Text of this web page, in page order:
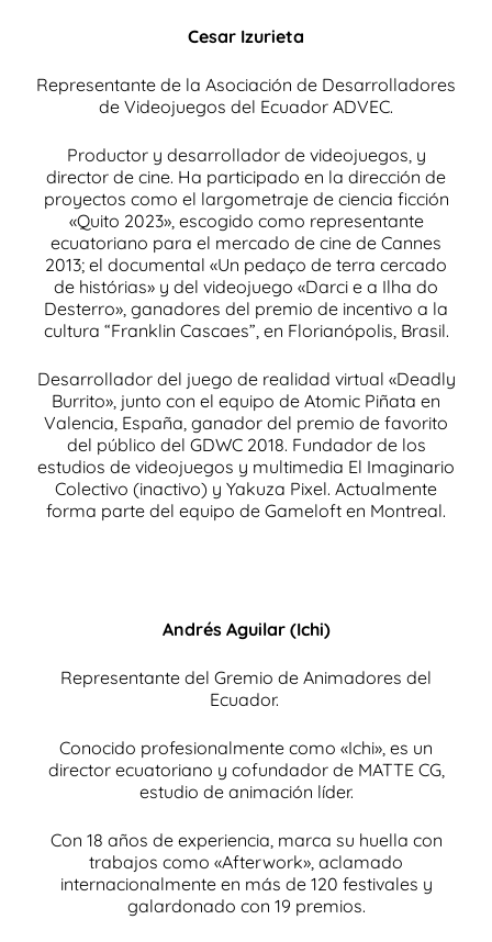
Cesar Izurieta
Representante de la Asociación de Desarrolladores
de Videojuegos del Ecuador ADVEC.
Productor y desarrollador de videojuegos, y
director de cine. Ha participado en la dirección de
proyectos como el largometraje de ciencia ficción
«Quito 2023», escogido como representante
ecuatoriano para el mercado de cine de Cannes
2013; el documental «Un pedaço de terra cercado
de histórias» y del videojuego «Darci e a Ilha do
Desterro», ganadores del premio de incentivo a la
cultura “Franklin Cascaes”, en Florianópolis, Brasil.
Desarrollador del juego de realidad virtual «Deadly
Burrito», junto con el equipo de Atomic Piñata en
Valencia, España, ganador del premio de favorito
del público del GDWC 2018. Fundador de los
estudios de videojuegos y multimedia El Imaginario
Colectivo (inactivo) y Yakuza Pixel. Actualmente
forma parte del equipo de Gameloft en Montreal.
Andrés Aguilar (Ichi)
Representante del Gremio de Animadores del
Ecuador.
Conocido profesionalmente como «Ichi», es un
director ecuatoriano y cofundador de MATTE CG,
estudio de animación líder.
Con 18 años de experiencia, marca su huella con
trabajos como «Afterwork», aclamado
internacionalmente en más de 120 festivales y
galardonado con 19 premios.